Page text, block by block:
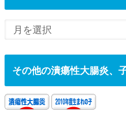
その他の潰瘍性大腸炎、